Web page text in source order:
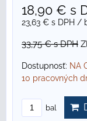
18,90 € s
23,63 € s DPH /
33,75 €s DPH
Dostupnosť: NA
10 pracovných
bal